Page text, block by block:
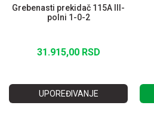
Grebenasti prekidač 115A III-
polni 1-0-2
31.915,00 RSD
UPOREĐIVANJE